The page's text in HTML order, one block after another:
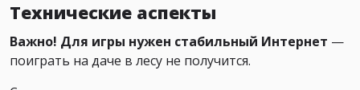
Технические аспекты
Важно! Для игры нужен стабильный Интернет —
поиграть на даче в лесу не получится.